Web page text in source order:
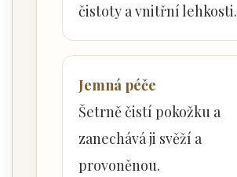
čistoty a vnitřní lehkosti.
Jemná péče
Šetrně čistí pokožku a
zanechává ji svěží a
provoněnou.